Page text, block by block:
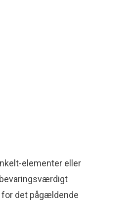
elementer eller
det pågældende